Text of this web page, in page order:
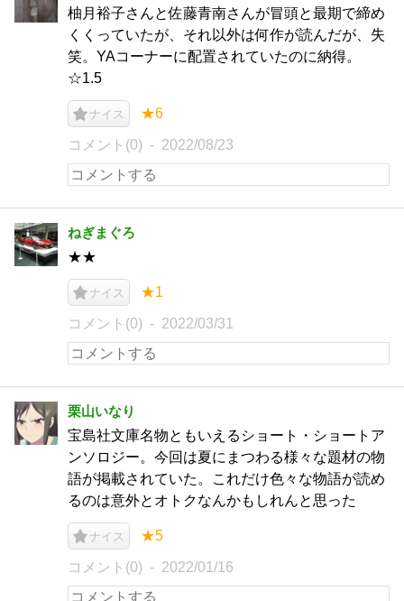
柚月裕子さんと佐藤青南さんが冒頭と最期で締め
くくっていたが、それ以外は何作が読んだが、失
笑。YAコーナーに配置されていたのに納得。
☆1.5
ナイス ★6
コメント(0) 2022/08/23
ねぎまぐろ
★★
ナイス ★1
コメント(0) 2022/03/31
栗山いなり
宝島社文庫名物ともいえるショート・ショートア
ンソロジー。今回は夏にまつわる様々な題材の物
語が掲載されていた。これだけ色々な物語が読め
るのは意外とオトクなんかもしれんと思った
ナイス ★5
コメント(0) 2022/01/16